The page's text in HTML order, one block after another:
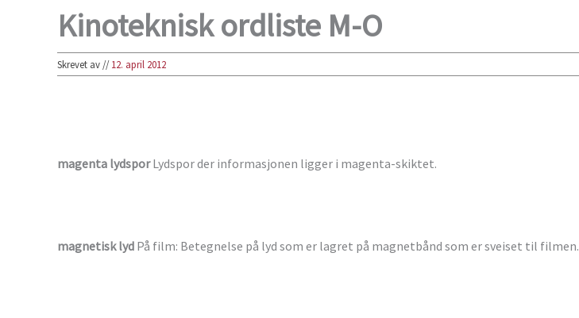
Kinoteknisk ordliste M-O
Skrevet av//12. april 2012
magenta lydsporLydspor der informasjonen ligger i magenta-skiktet.
magnetisk lyd På film: Betegnelse på lyd som er lagret på magnetbånd som er sveiset til filmen.